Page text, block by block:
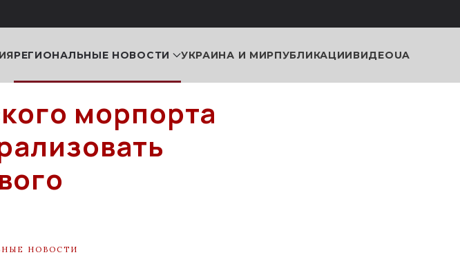
РЕГИОНАЛЬНЫЕ НОВОСТИ УКРАИНА И МИРПУБЛИКАЦИИВИДЕОUA
морпорта
НОВОСТИ